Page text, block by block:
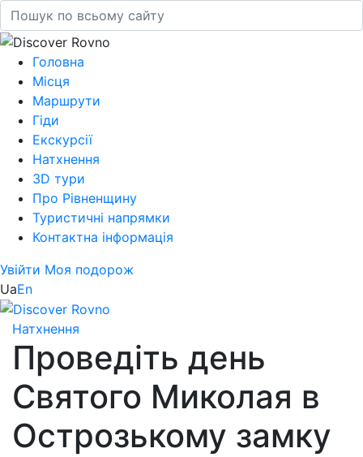
Головна
Місця
Маршрути
Гіди
Екскурсії
Натхнення
3D тури
Про Рівненщину
Туристичні напрямки
Контактна інформація
Увійти Моя подорож
UaEn
Натхнення
Проведіть день
Святого Миколая в
Острозькому замку